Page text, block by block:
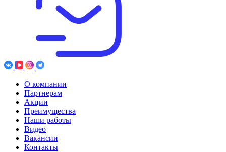
О компании
Партнерам
Акции
Преимущества
Наши работы
Видео
Вакансии
Контакты